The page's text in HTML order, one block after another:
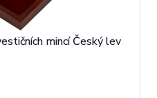
mincí Český lev